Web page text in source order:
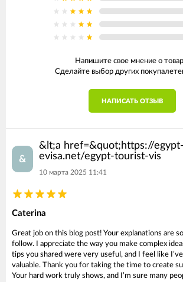
Напишите свое мнение о
Сделайте выбор других
НАПИСАТЬ ОТЗЫВ
&
&lt;a href=&quot;https://egypt-
evisa.net/egypt-tourist-vis
10 марта 2025 11:41
Caterina
Great job on this blog post! Your explanations are
follow. I appreciate the way you make complex
tips you shared were very useful, and I feel like
valuable. Thank you for taking the time to create
Your hard work truly shows, and I’m sure many